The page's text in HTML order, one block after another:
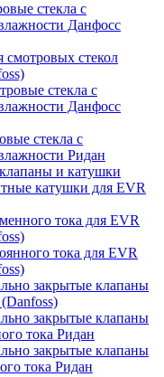
стекла с
Данфосс
смотровых стекол
стекла с
Данфосс
стекла с
Ридан
и катушки
катушки для EVR
тока для EVR
тока для EVR
закрытые клапаны
закрытые клапаны
тока Ридан
закрытые клапаны
тока Ридан